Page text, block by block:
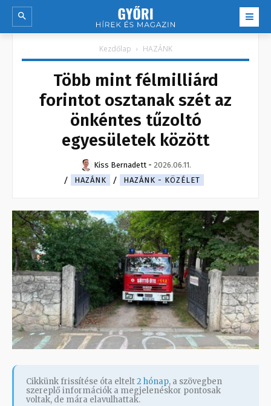
Kezdőlap HAZÁNK
Több mint félmilliárd
forintot osztanak szét az
önkéntes tűzoltó
egyesületek között
Kiss Bernadett - 2026.06.11.
HAZÁNK
HAZÁNK - KÖZÉLET
Cikkünk frissítése óta eltelt2 hónap, a szövegben
szereplő információk a megjelenéskor pontosak
voltak, de mára elavulhattak.